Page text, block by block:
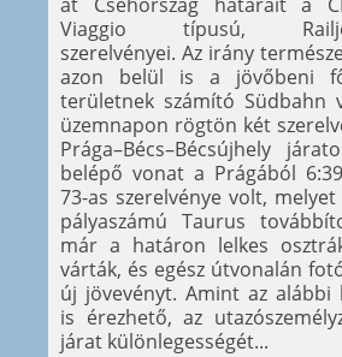
Viaggio típusú, Railjet-
szerelvényei. Az irány
azon belül is a jövőbeni fő
területnek számító Südbahn
üzemnapon rögtön két
Prága–Bécs–Bécsújhely
belépő vonat a Prágából
73-as szerelvénye volt, melyet
pályaszámú Taurus
már a határon lelkes
várták, és egész útvonalán
új jövevényt. Amint az alábbi
is érezhető, az
járat különlegességét...